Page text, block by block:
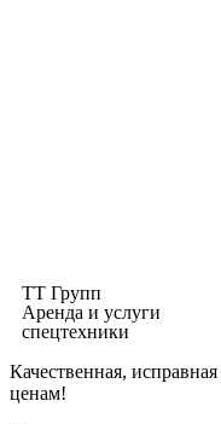
ТТ Групп
Аренда и услуги
спецтехники
Качественная,
ценам!